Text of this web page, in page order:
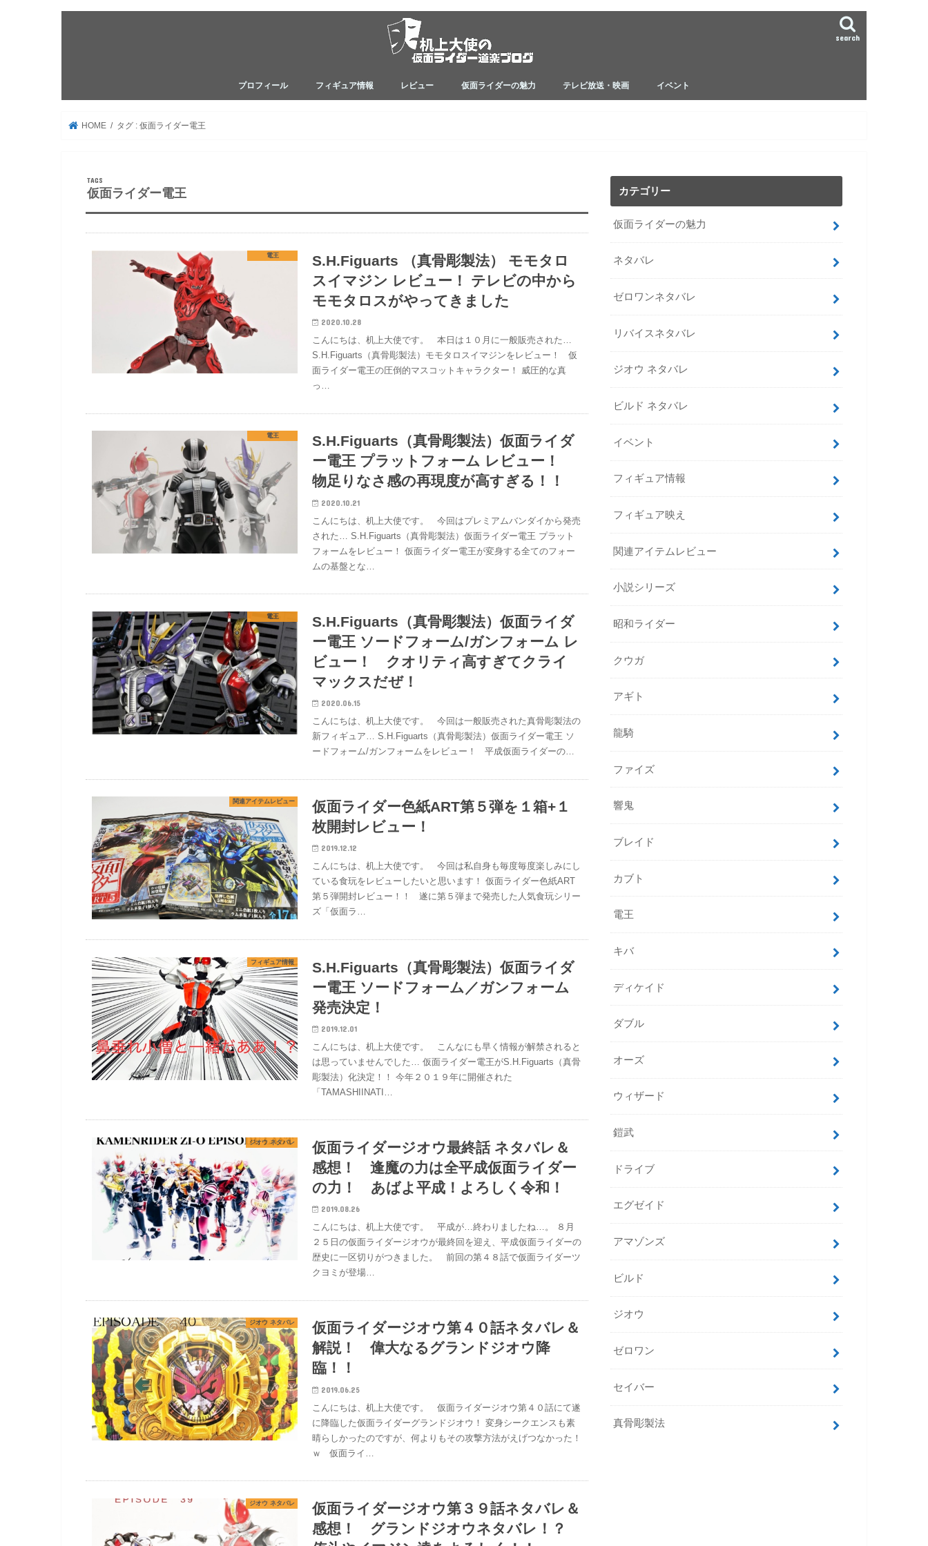
search
プロフィール フィギュア情報 レビュー 仮面ライダーの魅力 テレビ放送・映画 イベント
HOME タグ : 仮面ライダー電王
仮面ライダー電王
電王
S.H.Figuarts （真骨彫製法） モモタロ
スイマジン レビュー！ テレビの中から
モモタロスがやってきました
2020.10.28
こんにちは、机上大使です。 本日は１０月に一般販売された…
S.H.Figuarts（真骨彫製法）モモタロスイマジンをレビュー！ 仮
面ライダー電王の圧倒的マスコットキャラクター！ 威圧的な真
っ…
電王
S.H.Figuarts（真骨彫製法）仮面ライダ
ー電王 プラットフォーム レビュー！
物足りなさ感の再現度が高すぎる！！
2020.10.21
こんにちは、机上大使です。 今回はプレミアムバンダイから発売
された… S.H.Figuarts（真骨彫製法）仮面ライダー電王 プラット
フォームをレビュー！ 仮面ライダー電王が変身する全てのフォー
ムの基盤とな…
電王
S.H.Figuarts（真骨彫製法）仮面ライダ
ー電王 ソードフォーム/ガンフォーム レ
ビュー！ クオリティ高すぎてクライ
マックスだぜ！
2020.06.15
こんにちは、机上大使です。 今回は一般販売された真骨彫製法の
新フィギュア… S.H.Figuarts（真骨彫製法）仮面ライダー電王 ソ
ードフォーム/ガンフォームをレビュー！ 平成仮面ライダーの…
関連アイテムレビュー
仮面ライダー色紙ART第５弾を１箱+１
枚開封レビュー！
2019.12.12
こんにちは、机上大使です。 今回は私自身も毎度毎度楽しみにし
ている食玩をレビューしたいと思います！ 仮面ライダー色紙ART
第５弾開封レビュー！！ 遂に第５弾まで発売した人気食玩シリー
ズ「仮面ラ…
フィギュア情報
S.H.Figuarts（真骨彫製法）仮面ライダ
ー電王 ソードフォーム／ガンフォーム
発売決定！
2019.12.01
こんにちは、机上大使です。 こんなにも早く情報が解禁されると
は思っていませんでした… 仮面ライダー電王がS.H.Figuarts（真骨
彫製法）化決定！！ 今年２０１９年に開催された
「TAMASHIINATI…
ジオウ ネタバレ
仮面ライダージオウ最終話 ネタバレ＆
感想！ 逢魔の力は全平成仮面ライダー
の力！ あばよ平成！よろしく令和！
2019.08.26
こんにちは、机上大使です。 平成が…終わりましたね…。 ８月
２５日の仮面ライダージオウが最終回を迎え、平成仮面ライダーの
歴史に一区切りがつきました。 前回の第４８話で仮面ライダーツ
クヨミが登場…
ジオウ ネタバレ
仮面ライダージオウ第４０話ネタバレ＆
解説！ 偉大なるグランドジオウ降
臨！！
2019.06.25
こんにちは、机上大使です。 仮面ライダージオウ第４０話にて遂
に降臨した仮面ライダーグランドジオウ！ 変身シークエンスも素
晴らしかったのですが、何よりもその攻撃方法がえげつなかった！
ｗ 仮面ライ…
ジオウ ネタバレ
仮面ライダージオウ第３９話ネタバレ＆
感想！ グランドジオウネタバレ！？
カテゴリー
仮面ライダーの魅力
ネタバレ
ゼロワンネタバレ
リバイスネタバレ
ジオウ ネタバレ
ビルド ネタバレ
イベント
フィギュア情報
フィギュア映え
関連アイテムレビュー
小説シリーズ
昭和ライダー
クウガ
アギト
龍騎
ファイズ
響鬼
ブレイド
カブト
電王
キバ
ディケイド
ダブル
オーズ
ウィザード
鎧武
ドライブ
エグゼイド
アマゾンズ
ビルド
ジオウ
ゼロワン
セイバー
真骨彫製法